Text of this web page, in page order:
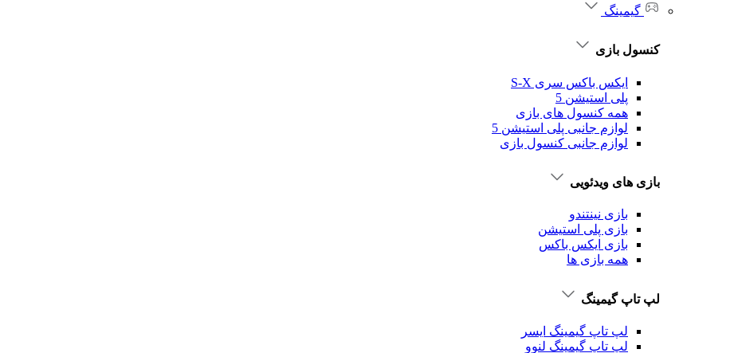
گیمینگ
کنسول بازی
ایکس باکس سری S-X
پلی استیشن 5
همه کنسول های بازی
لوازم جانبی پلی استیشن 5
لوازم جانبی کنسول بازی
بازی های ویدئویی
بازی نینتندو
بازی پلی استیشن
بازی ایکس باکس
همه بازی ها
لپ تاپ گیمینگ
لپ تاپ گیمینگ ایسر
لپ تاپ گیمینگ لنوو